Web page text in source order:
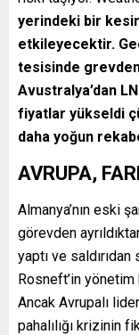
yerindeki bir
etkileyecektir.
tesisinde
Avustralya’dan
fiyatlar yükseldi
daha yoğun
AVRUPA,
Almanya’nın eski
görevden
yaptı ve
Rosneft’in yönetim
Ancak Avrupalı
pahalılığı krizinin